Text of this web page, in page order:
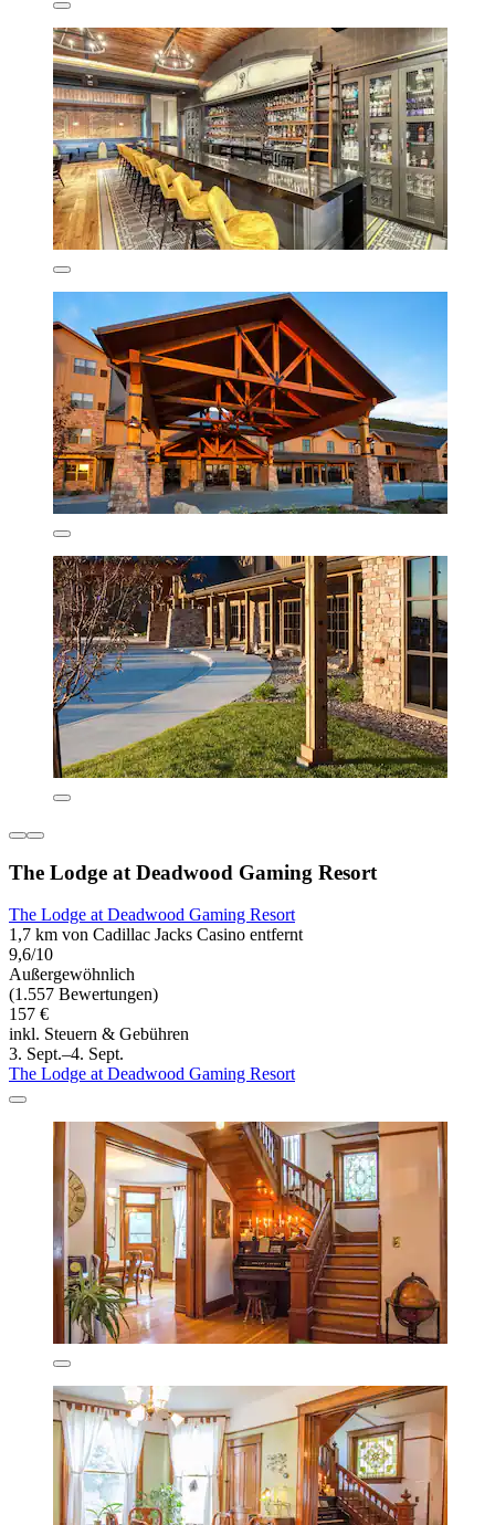
The Lodge at Deadwood Gaming Resort
The Lodge at Deadwood Gaming Resort
1,7 km von Cadillac Jacks Casino entfernt
9,6/10
Außergewöhnlich
(1.557 Bewertungen)
157 €
inkl. Steuern & Gebühren
3. Sept.–4. Sept.
The Lodge at Deadwood Gaming Resort